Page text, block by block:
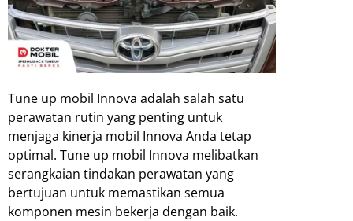
Tune up mobil Innova adalah salah satu
perawatan rutin yang penting untuk
menjaga kinerja mobil Innova Anda tetap
optimal. Tune up mobil Innova melibatkan
serangkaian tindakan perawatan yang
bertujuan untuk memastikan semua
komponen mesin bekerja dengan baik.